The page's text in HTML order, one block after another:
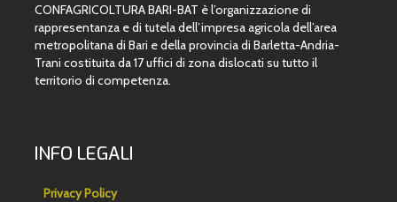
CONFAGRICOLTURA BARI-BAT è l’organizzazione di
rappresentanza e di tutela dell’impresa agricola dell’area
metropolitana di Bari e della provincia di Barletta-Andria-
Trani costituita da 17 uffici di zona dislocati su tutto il
territorio di competenza.
INFO LEGALI
Privacy Policy